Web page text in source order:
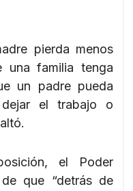
pierda menos
una familia tenga
un padre pueda
el trabajo o
el Poder
que “detrás de